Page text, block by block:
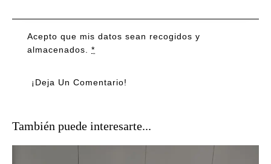
Acepto que mis datos sean recogidos y
almacenados.*
También puede interesarte...